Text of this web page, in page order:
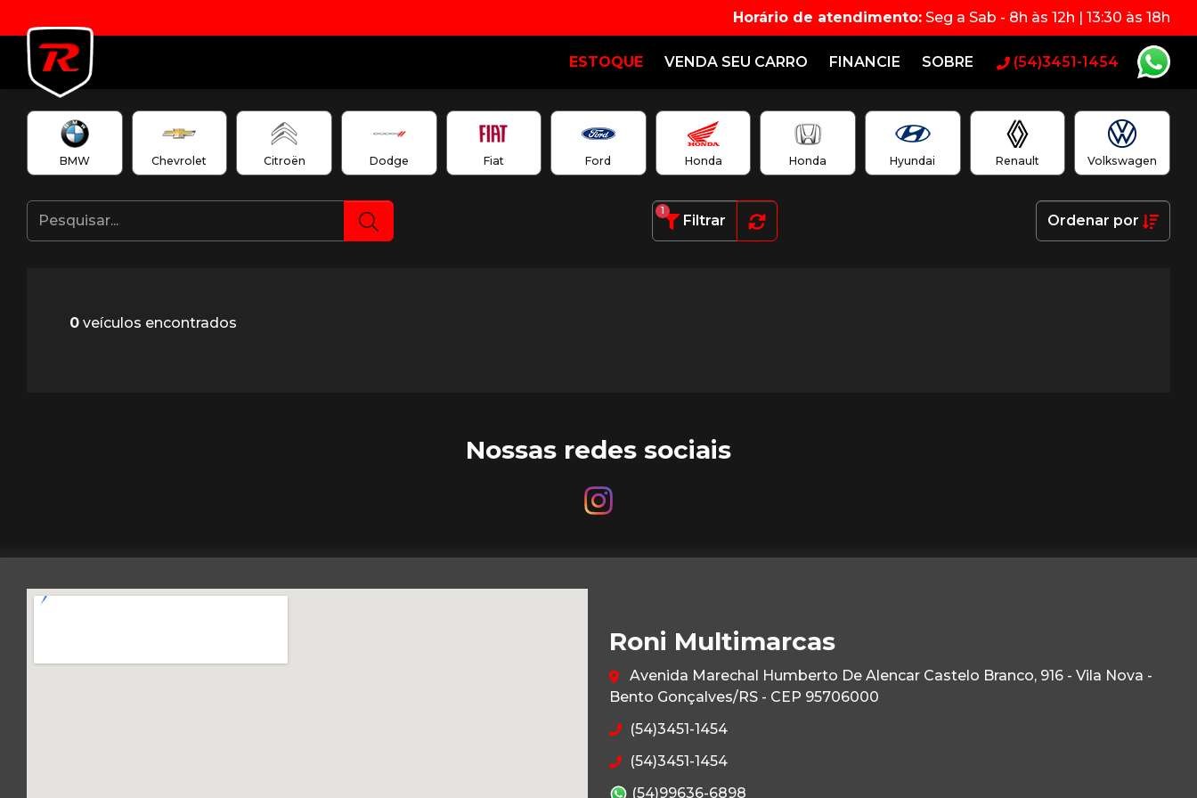
Horário de atendimento: Seg a Sab - 8h às 12h | 13:30 às 18h
ESTOQUE VENDA SEU CARRO FINANCIE SOBRE (54)3451-1454
BMW Chevrolet Citroën Dodge Fiat Ford Honda Honda Hyundai Renault Volkswagen
Filtrar
1
Ordenar por
0 veículos encontrados
Nossas redes sociais
Roni Multimarcas
Avenida Marechal Humberto De Alencar Castelo Branco, 916 - Vila Nova -
Bento Gonçalves/RS - CEP 95706000
(54)3451-1454
(54)3451-1454
(54)99636-6898